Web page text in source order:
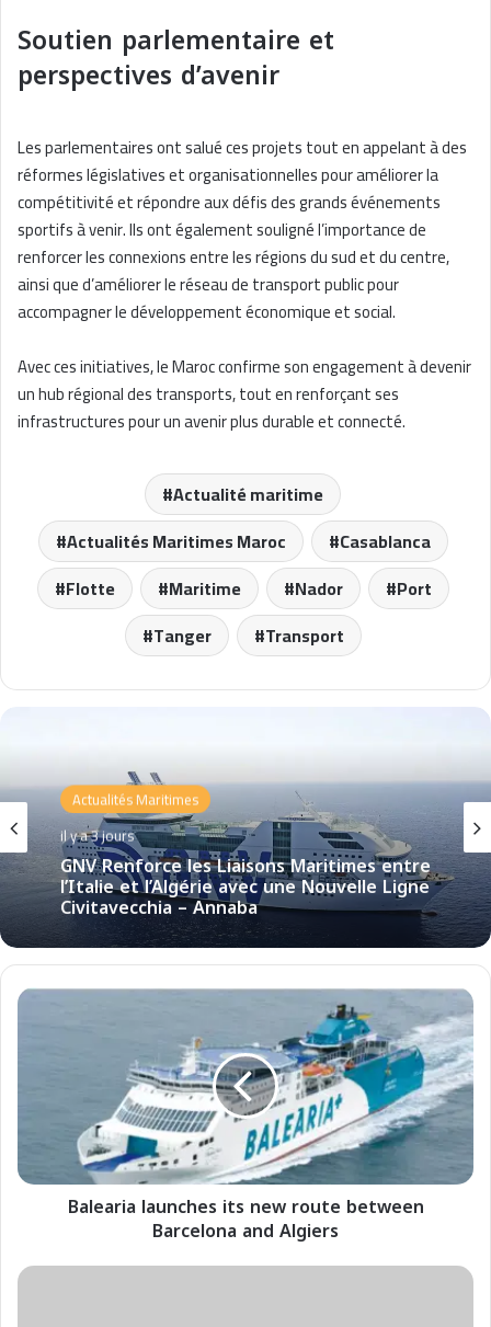
Soutien parlementaire et
perspectives d’avenir
Les parlementaires ont salué ces projets tout en appelant à des
réformes législatives et organisationnelles pour améliorer la
compétitivité et répondre aux défis des grands événements
sportifs à venir. Ils ont également souligné l’importance de
renforcer les connexions entre les régions du sud et du centre,
ainsi que d’améliorer le réseau de transport public pour
accompagner le développement économique et social.
Avec ces initiatives, le Maroc confirme son engagement à devenir
un hub régional des transports, tout en renforçant ses
infrastructures pour un avenir plus durable et connecté.
Actualité maritime
Actualités Maritimes Maroc
Casablanca
Flotte
Maritime Nador
Port
Tanger
Transport
Actualités Maritimes
il y a 3 jours
GNV Renforce les Liaisons Maritimes entre
l’Italie et l’Algérie avec une Nouvelle Ligne
Civitavecchia – Annaba
B
l
c
Balearia launches its new route between
Barcelona and Algiers
I